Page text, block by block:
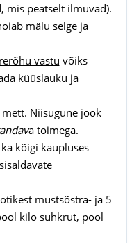
mis peatselt ilmuvad).
mälu selgeja
vastu võiks
küüslauku ja
Niisugune jook
a toimega.
kõigi kaupluses
mustsõstra- ja 5
kilo suhkrut, pool